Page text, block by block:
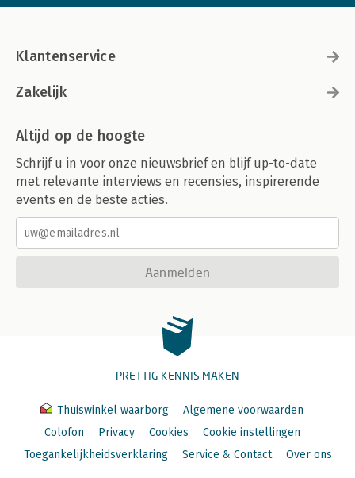
Klantenservice
Zakelijk
Altijd op de hoogte
Schrijf u in voor onze nieuwsbrief en blijf up-to-date
met relevante interviews en recensies, inspirerende
events en de beste acties.
Aanmelden
PRETTIG KENNIS MAKEN
Thuiswinkel waarborg
Algemene voorwaarden
Colofon
Privacy Cookies
Cookie instellingen
Toegankelijkheidsverklaring
Service & Contact Over ons